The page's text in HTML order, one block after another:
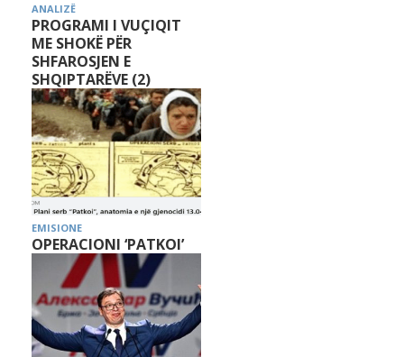
ANALIZË
PROGRAMI I VUÇIQIT
ME SHOKË PËR
SHFAROSJEN E
SHQIPTARËVE (2)
EMISIONE
OPERACIONI ‘PATKOI’